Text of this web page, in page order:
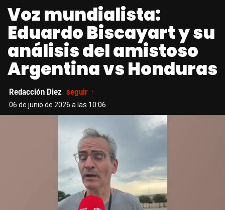
Voz mundialista:
Eduardo Biscayart y su
análisis del amistoso
Argentina vs Honduras
Redacción Diez seguir +
06 de junio de 2026 a las 10:06